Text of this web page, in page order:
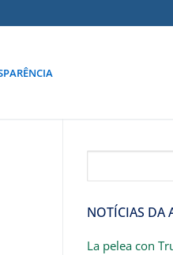
NOTÍCIAS DA
La pelea con